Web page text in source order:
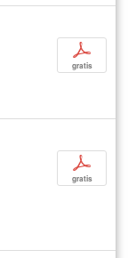
p
gratis
p
gratis